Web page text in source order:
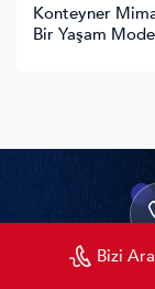
Konteyner
Bir Yaşam Modeli
Bizi